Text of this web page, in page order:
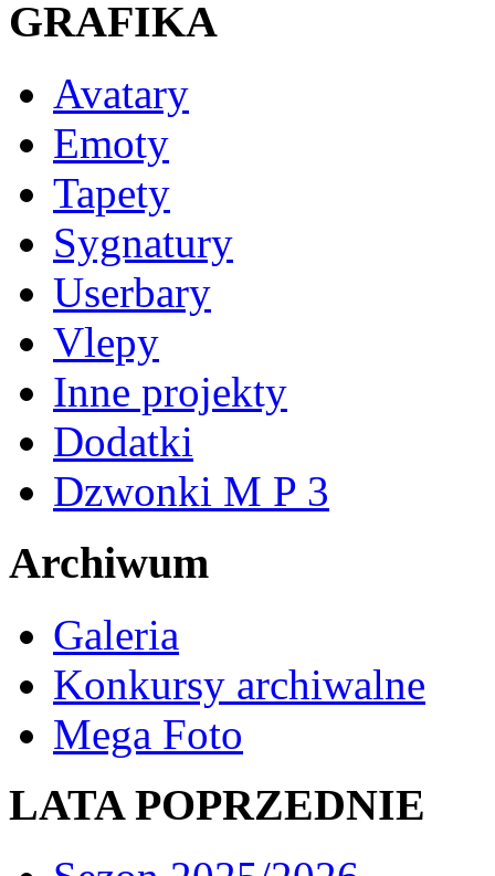
GRAFIKA
Avatary
Emoty
Tapety
Sygnatury
Userbary
Vlepy
Inne projekty
Dodatki
Dzwonki M P 3
Archiwum
Galeria
Konkursy archiwalne
Mega Foto
LATA POPRZEDNIE